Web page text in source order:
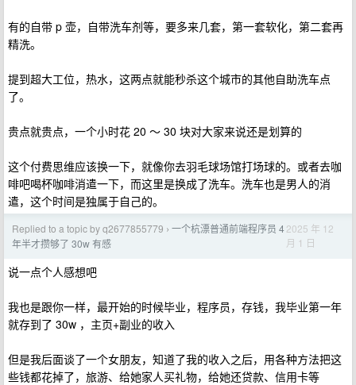
有的自带 p 壶，自带洗车剂等，要多来几套，第一套软化，第二套再
精洗。
提到超大工位，热水，这两点就能秒杀这个城市的其他自助洗车点
了。
贵点就贵点，一个小时花 20 ～ 30 块对大家来说还是划算的
这个付费思维应该换一下，就像你去羽毛球场馆打场球的。或者去咖
啡吧喝杯咖啡消遣一下，而这里是换成了洗车。洗车也是男人的消
遣，这个时间是独属于自己的。
Replied to a topic by q2677855779 › 一个杭漂普通前端程序员 4
年半才攒够了 30w 有感
2025 年 12
月 1 日
说一点个人感想吧
我也是跟你一样，最开始的时候毕业，程序员，存钱，我毕业第一年
就存到了 30w ，主页+副业的收入
但是我后面谈了一个女朋友，知道了我的收入之后，用各种方法把这
些钱都花掉了，旅游、给她家人买礼物，给她还贷款、信用卡等